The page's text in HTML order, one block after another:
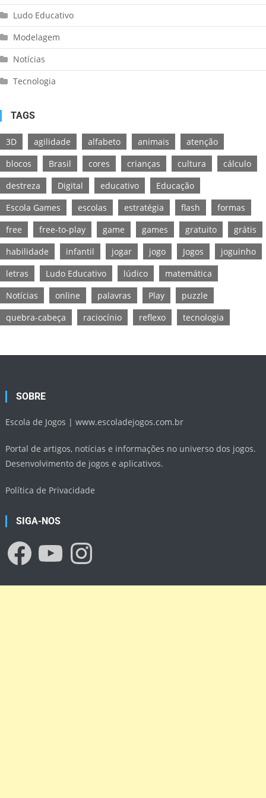
Ludo Educativo
Modelagem
Notícias
Tecnologia
TAGS
3D agilidade alfabeto animais
atenção
blocos
Brasil cores crianças cultura
cálculo
destreza
Digital educativo
Educação
Escola Games
escolas estratégia flash
formas
free
free-to-play game games gratuito
grátis
habilidade
infantil jogar jogo Jogos
joguinho
letras
Ludo Educativo lúdico
matemática
Notícias
online palavras Play
puzzle
quebra-cabeça
raciocínio reflexo tecnologia
SOBRE
Escola de Jogos |www.escoladejogos.com.br
Portal de artigos, notícias e informações no universo dos jogos.
Desenvolvimento de jogos e aplicativos.
Política de Privacidade
SIGA-NOS